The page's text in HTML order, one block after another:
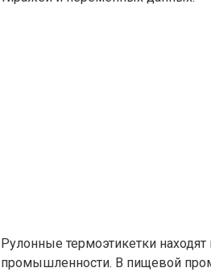
Рулонные термоэтикетки
промышленности. В пищевой